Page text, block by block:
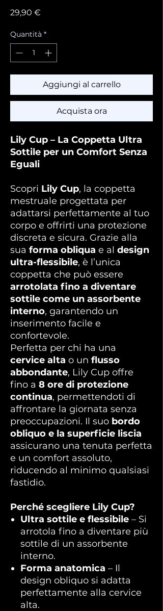
29,90 €
Quantità *
Aggiungi al carrello
Acquista ora
Lily Cup – La Coppetta Ultra
Sottile per un Comfort Senza
Eguali
Scopri Lily Cup, la coppetta
mestruale progettata per
adattarsi perfettamente al tuo
corpo e offrirti una protezione
discreta e sicura. Grazie alla
sua forma obliqua e al design
ultra-flessibile, è l’unica
coppetta che può essere
arrotolata fino a diventare
sottile come un assorbente
interno, garantendo un
inserimento facile e
confortevole.
Perfetta per chi ha una
cervice alta o un flusso
abbondante, Lily Cup offre
fino a 8 ore di protezione
continua, permettendoti di
affrontare la giornata senza
preoccupazioni. Il suo bordo
obliquo e la superficie liscia
assicurano una tenuta perfetta
e un comfort assoluto,
riducendo al minimo qualsiasi
fastidio.
Perché scegliere Lily Cup?
Ultra sottile e flessibile – Si
arrotola fino a diventare più
sottile di un assorbente
interno.
Forma anatomica – Il
design obliquo si adatta
perfettamente alla cervice
alta.